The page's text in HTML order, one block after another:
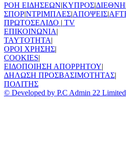
ΡΟΗ ΕΙΔΗΣΕΩΝ|ΚΥΠΡΟΣ|ΔΙΕΘΝΗ
ΣΠΟΡ|ΝΤΡΙΜΠΛΕΣ|ΑΠΟΨΕΙΣ|
ΠΡΩΤΟΣΕΛΙΔΟ | TV
ΕΠΙΚΟΙΝΩΝΙΑ|
TAYTOTHTA|
ΟΡΟΙ ΧΡΗΣΗΣ|
COOKIES|
ΕΙΔΟΠΟΙΗΣΗ ΑΠΟΡΡΗΤΟΥ|
ΔΗΛΩΣΗ ΠΡΟΣΒΑΣΙΜΟΤΗΤΑΣ|
ΠΟΛΙΤΗΣ
© Developed by P.C Admin 22 Limited